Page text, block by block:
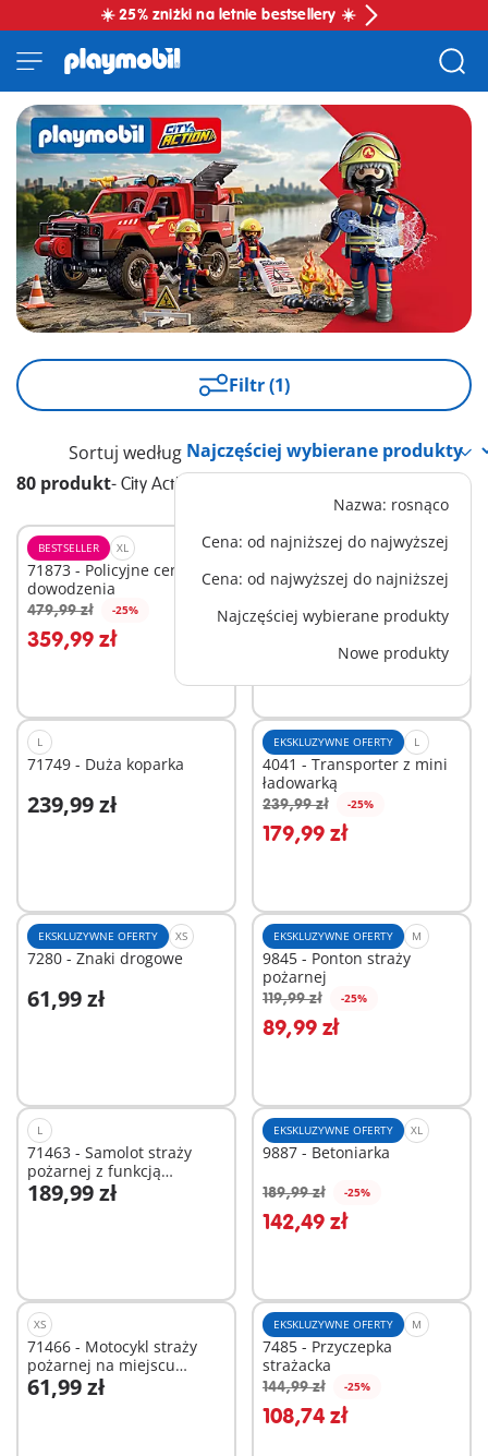
☀️ 25% zniżki na letnie bestsellery ☀️
Filtr (1)
80 produkt- City Action
Sortuj według
Nazwa: rosnąco
Cena: od najniższej do najwyższej
Cena: od najwyższej do najniższej
Najczęściej wybierane produkty
Nowe produkty
BESTSELLER XL
71873 - Policyjne centrum
dowodzenia
479,99 zł -25%
359,99 zł
Dodaj do koszyka
M
71729 - Radiowóz policyjny
189,99 zł
Dodaj do koszyka
L
71749 - Duża koparka
239,99 zł
Dodaj do koszyka
EKSKLUZYWNE OFERTY L
4041 - Transporter z mini
ładowarką
239,99 zł -25%
179,99 zł
Dodaj do koszyka
EKSKLUZYWNE OFERTY XS
7280 - Znaki drogowe
61,99 zł
Dodaj do koszyka
EKSKLUZYWNE OFERTY M
9845 - Ponton straży
pożarnej
119,99 zł -25%
89,99 zł
Dodaj do koszyka
L
71463 - Samolot straży
pożarnej z funkcją
gaszenia pożaru
189,99 zł
Dodaj do koszyka
EKSKLUZYWNE OFERTY XL
9887 - Betoniarka
189,99 zł -25%
142,49 zł
Dodaj do koszyka
XS
71466 - Motocykl straży
pożarnej na miejscu
wypadku
61,99 zł
Dodaj do koszyka
EKSKLUZYWNE OFERTY M
7485 - Przyczepka
strażacka
144,99 zł -25%
108,74 zł
Dodaj do koszyka